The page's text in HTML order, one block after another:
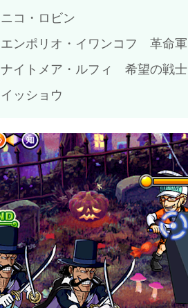
ニコ・ロビン
エンポリオ・イワンコフ 革命軍
ナイトメア・ルフィ 希望の戦士
イッショウ